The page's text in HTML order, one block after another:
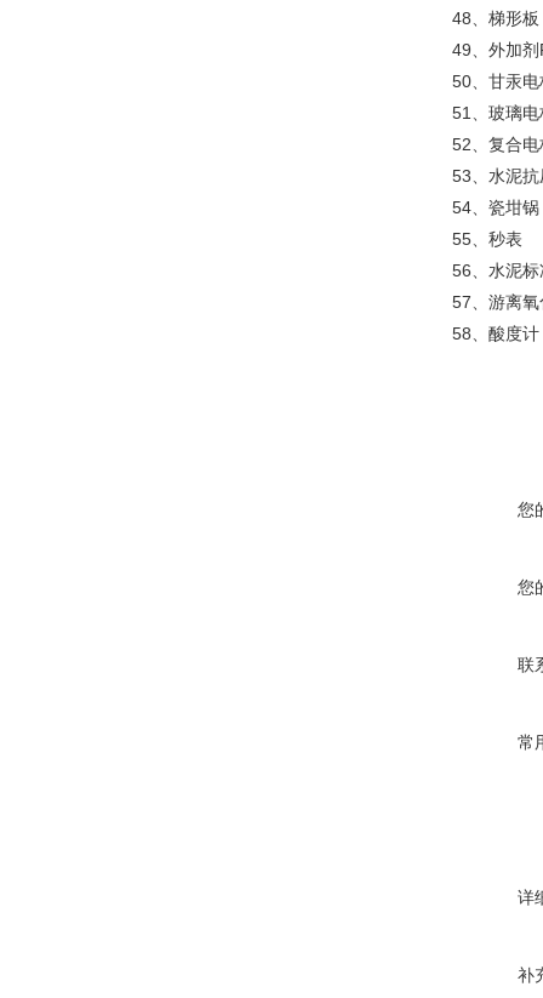
48、梯形板
49、外加
50、甘汞电
51、玻璃电
52、复合电
53、水泥抗
54、瓷坩锅
55、秒表
56、水泥标
57、游离
58、酸度计
您
您
联
常
详
补